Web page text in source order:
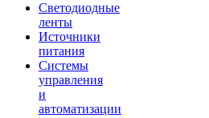
Светодиодные
ленты
Источники
питания
Системы
управления
и
автоматизации